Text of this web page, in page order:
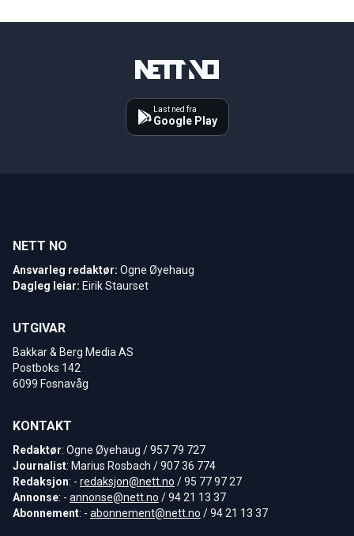
Last ned fra
Google Play
NETT NO
Ansvarleg redaktør: Ogne Øyehaug
Dagleg leiar: Eirik Staurset
UTGIVAR
Bakkar & Berg Media AS
Postboks 142
6099 Fosnavåg
KONTAKT
Redaktør: Ogne Øyehaug / 957 79 727
Journalist: Marius Rosbach / 907 36 774
Redaksjon: - redaksjon@nett.no / 95 77 97 27
Annonse: - annonse@nett.no / 94 21 13 37
Abonnement: - abonnement@nett.no / 94 21 13 37